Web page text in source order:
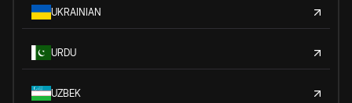
UKRAINIAN
URDU
UZBEK